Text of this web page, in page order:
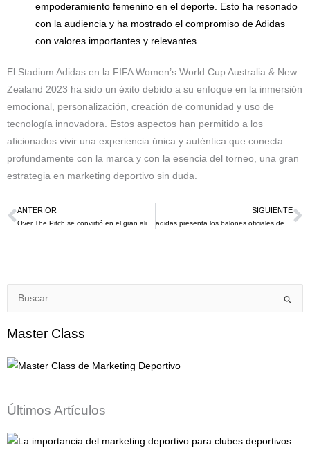
empoderamiento femenino en el deporte. Esto ha resonado
con la audiencia y ha mostrado el compromiso de Adidas
con valores importantes y relevantes.
El Stadium Adidas en la FIFA Women’s World Cup Australia & New
Zealand 2023 ha sido un éxito debido a su enfoque en la inmersión
emocional, personalización, creación de comunidad y uso de
tecnología innovadora. Estos aspectos han permitido a los
aficionados vivir una experiencia única y auténtica que conecta
profundamente con la marca y con la esencia del torneo, una gran
estrategia en marketing deportivo sin duda.
Ant
ANTERIOR SIGUIENTE
Buscar
Master Class
Últimos Artículos